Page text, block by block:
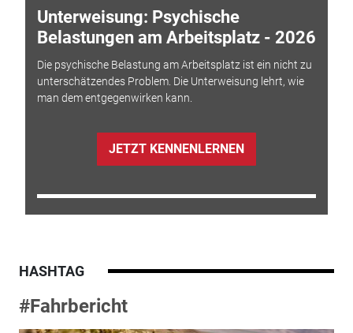
Unterweisung: Psychische
Belastungen am Arbeitsplatz - 2026
Die psychische Belastung am Arbeitsplatz ist ein nicht zu
unterschätzendes Problem. Die Unterweisung lehrt, wie
man dem entgegenwirken kann.
JETZT KENNENLERNEN
HASHTAG
#Fahrbericht